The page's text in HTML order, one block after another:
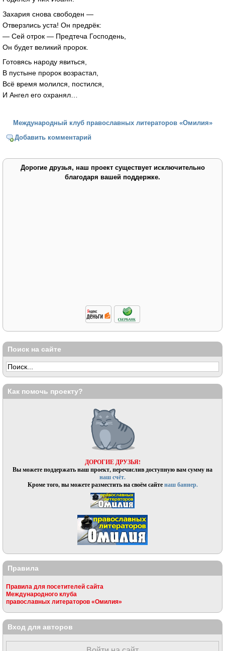
Захария снова свободен —
Отверзлись уста! Он предрёк:
— Сей отрок — Предтеча Господень,
Он будет великий пророк.
Готовясь народу явиться,
В пустыне пророк возрастал,
Всё время молился, постился,
И Ангел его охранял…
Международный клуб православных литераторов «Омилия»
Добавить комментарий
Дорогие друзья, наш проект существует исключительно
благодаря вашей поддержке.
Поиск на сайте
Как помочь проекту?
ДОРОГИЕ ДРУЗЬЯ!
Вы можете поддержать наш проект, перечислив доступную вам сумму на
наш счёт.
Кроме того, вы можете разместить на своём сайтенаш баннер.
Правила
Правила для посетителей сайта
Международного клуба
православных литераторов «Омилия»
Вход для авторов